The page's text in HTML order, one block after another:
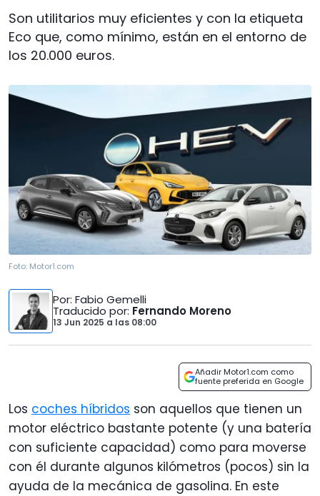
Son utilitarios muy eficientes y con la etiqueta
Eco que, como mínimo, están en el entorno de
los 20.000 euros.
Foto: Motor1.com
Por: Fabio Gemelli
Traducido por: Fernando Moreno
13 Jun 2025 a las 08:00
Añadir Motor1.com como
fuente preferida en Google
Los coches híbridos son aquellos que tienen un
motor eléctrico bastante potente (y una batería
con suficiente capacidad) como para moverse
con él durante algunos kilómetros (pocos) sin la
ayuda de la mecánica de gasolina. En este